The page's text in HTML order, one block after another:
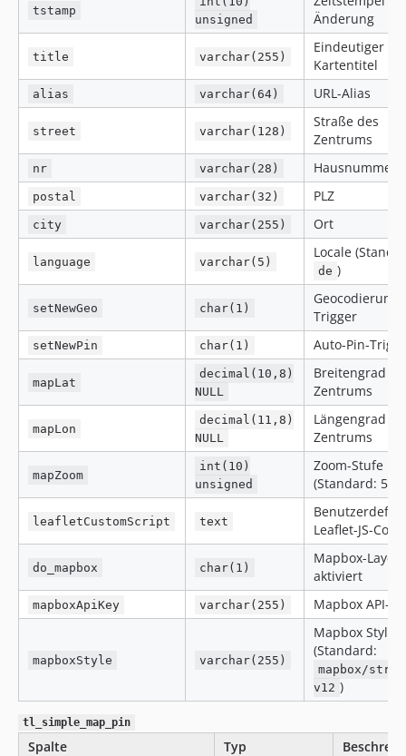
tstamp
unsigned
Änderung
title varchar(255)
Eindeutiger
Kartentitel
alias varchar(64) URL-Alias
street varchar(128)
Straße des
Zentrums
nr varchar(28) Hausnummer
postal varchar(32) PLZ
city varchar(255) Ort
language varchar(5)
Locale
de )
setNewGeo char(1)
Trigger
setNewPin char(1) Auto-Pin-
mapLat
decimal(10,8)
NULL
Breitengrad
Zentrums
mapLon
decimal(11,8)
NULL
Längengrad
Zentrums
mapZoom
int(10)
unsigned
Zoom-Stufe
(Standard: 5)
leafletCustomScript text
Leaflet-JS-Code
do_mapbox char(1)
Mapbox-Layer
aktiviert
mapboxApiKey varchar(255) Mapbox API-
mapboxStyle varchar(255)
Mapbox Style-
(Standard:
mapbox/
v12 )
tl_simple_map_pin
Spalte Typ